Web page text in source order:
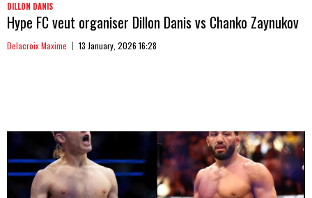
DILLON DANIS
Hype FC veut organiser Dillon Danis vs Chanko Zaynukov
Delacroix Maxime 13 January, 2026 16:28